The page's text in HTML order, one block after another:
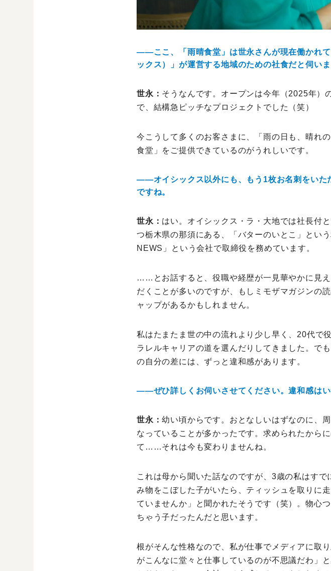
――ここ、「雨晴食堂」は世永さんが現在働かれ
ックス）」が運営する地域のための社食だと伺いま
世永： そうなんです。オープンは今年（2025年）
で、結構急ピッチなプロジェクトでした（笑）
今こうして多くのお客さまに、「雨の日も、晴れ
食堂」をご提供できているのがうれしいです。
――オイシックス以外にも、もう1枚お名刺をいた
ですね。
世永： はい。オイシックス・ラ・大地では社長付
つ栃木県の那須にある、「バターのいとこ」とい
NEWS」という会社で取締役を務めています。
……とお話すると、役職や経歴が一見華やかに見
だくことが多いのですが、もしミモザマガジンの
ャップがあるかもしれません。
私はたまたま世の中の流れより少し早く、20代で
ラレルキャリアの道を選んだりしてきました。で
の自分の差には、ずっと違和感があります。
――ぜひ詳しくお伺いさせてください。違和感はい
世永：幼い頃からです。おとなしいはずなのに、
なっていることが多かったです。求められたから
て……それは今も変わりませんね。
これは母から聞いた話なのですが、3歳の私はす
み物をこぼした子がいたら、ティッシュを取りに
ていませんか」と聞かれたそうです（笑）。物心
ちゃう子だったんだと思います。
根がそんな性格なので、私が仕事でメディアに取
がこんなに堂々と仕事しているのが不思議だわ」